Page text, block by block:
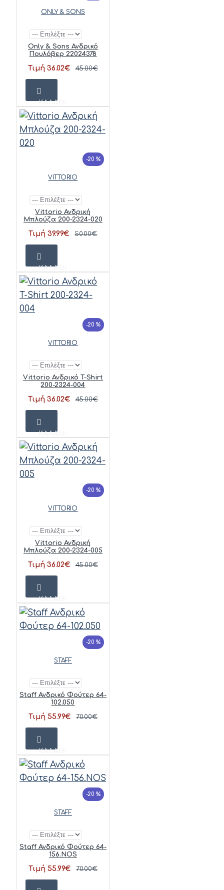
ONLY & SONS
Only & Sons Ανδρικό
Πουλόβερ 22024378
Τιμή 36.02€ 45.00€
ΚΑΛΆΘΙ
-20 %
VITTORIO
Vittorio Ανδρική
Μπλούζα 200-2324-020
Τιμή 39.99€ 50.00€
ΚΑΛΆΘΙ
-20 %
VITTORIO
Vittorio Ανδρικό T-Shirt
200-2324-004
Τιμή 36.02€ 45.00€
ΚΑΛΆΘΙ
-20 %
VITTORIO
Vittorio Ανδρική
Μπλούζα 200-2324-005
Τιμή 36.02€ 45.00€
ΚΑΛΆΘΙ
-20 %
STAFF
Staff Ανδρικό Φούτερ 64-
102.050
Τιμή 55.99€ 70.00€
ΚΑΛΆΘΙ
-20 %
STAFF
Staff Ανδρικό Φούτερ 64-
156.NOS
Τιμή 55.99€ 70.00€